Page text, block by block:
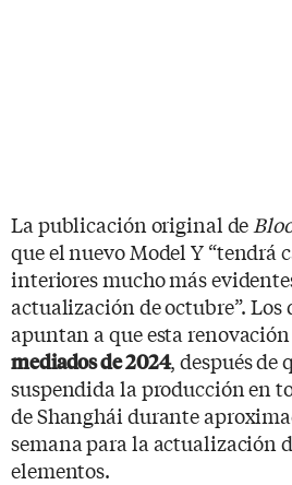
La publicación original de
que el nuevo Model Y “tendrá
interiores mucho más
actualización de octubre”.
apuntan a que esta renovación
mediados de 2024, después de
suspendida la producción en
de Shanghái durante
semana para la actualización
elementos.